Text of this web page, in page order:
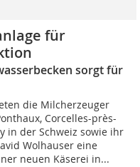
für
sorgt für
die Milcherzeuger
Corcelles-près-
in der Schweiz sowie ihr
Wolhauser eine
neuen Käserei in...